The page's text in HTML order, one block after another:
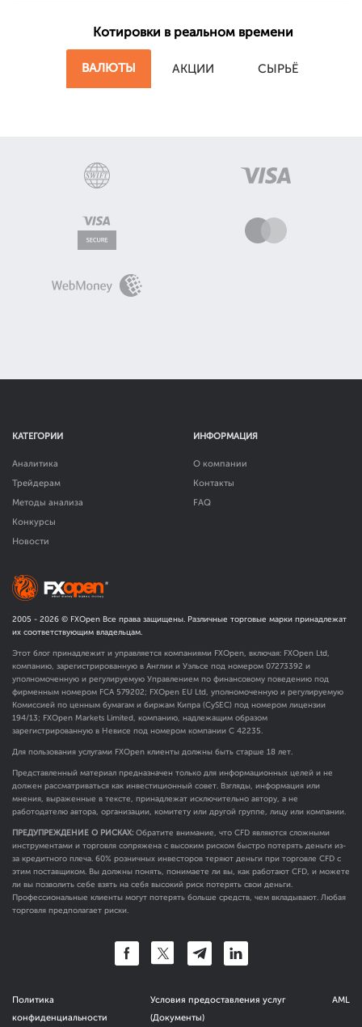
Котировки в реальном времени
ВАЛЮТЫ АКЦИИ СЫРЬЁ
КАТЕГОРИИ
Аналитика
Трейдерам
Методы анализа
Конкурсы
Новости
ИНФОРМАЦИЯ
О компании
Контакты
FAQ
2005 - 2026 © FXOpen Все права защищены. Различные торговые марки принадлежат
их соответствующим владельцам.
Этот блог принадлежит и управляется компаниями FXOpen, включая: FXOpen Ltd,
компанию, зарегистрированную в Англии и Уэльсе под номером 07273392 и
уполномоченную и регулируемую Управлением по финансовому поведению под
фирменным номером FCA 579202; FXOpen EU Ltd, уполномоченную и регулируемую
Комиссией по ценным бумагам и биржам Кипра (CySEC) под номером лицензии
194/13; FXOpen Markets Limited, компанию, надлежащим образом
зарегистрированную в Невисе под номером компании C 42235.
Для пользования услугами FXOpen клиенты должны быть старше 18 лет.
Представленный материал предназначен только для информационных целей и не
должен рассматриваться как инвестиционный совет. Взгляды, информация или
мнения, выраженные в тексте, принадлежат исключительно автору, а не
работодателю автора, организации, комитету или другой группе, лицу или компании.
ПРЕДУПРЕЖДЕНИЕ О РИСКАХ: Обратите внимание, что CFD являются сложными
инструментами и торговля сопряжена с высоким риском быстро потерять деньги из-
за кредитного плеча. 60% розничных инвесторов теряют деньги при торговле CFD с
этим поставщиком. Вы должны понять, понимаете ли вы, как работают CFD, и можете
ли вы позволить себе взять на себя высокий риск потерять свои деньги.
Профессиональные клиенты могут потерять больше средств, чем вкладывают. Любая
торговля предполагает риски.
Политика
конфиденциальности
Условия предоставления услуг
(Документы)
AML